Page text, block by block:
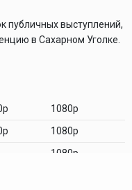
публичных выступлений,
в Сахарном Уголке.
1080p
1080p
1080p